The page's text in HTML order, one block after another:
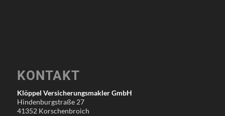
KONTAKT
Klöppel Versicherungsmakler GmbH
Hindenburgstraße 27
41352 Korschenbroich